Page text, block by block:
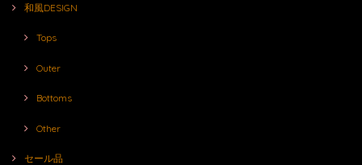
和風DESIGN
Tops
Outer
Bottoms
Other
セール品